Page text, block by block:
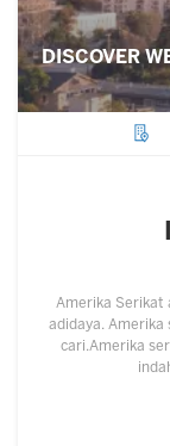
DISCOVER
Amerika Serikat
adidaya. Amerika
cari.Amerika